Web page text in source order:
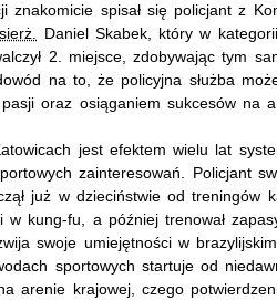
znakomicie spisał się policjant z
Daniel Skabek, który w
2. miejsce, zdobywając tym
na to, że policyjna służba
oraz osiąganiem sukcesów na
jest efektem wielu lat
zainteresowań. Policjant
już w dzieciństwie od treningów
w kung-fu, a później trenował
swoje umiejętności w
sportowych startuje od
arenie krajowej, czego